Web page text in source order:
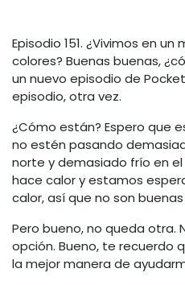
Episodio 151. ¿Vivimos en
colores? Buenas buenas,
un nuevo episodio de
episodio, otra vez.
¿Cómo están? Espero que
no estén pasando
norte y demasiado frío en el
hace calor y estamos
calor, así que no son
Pero bueno, no queda otra.
opción. Bueno, te recuerdo
la mejor manera de